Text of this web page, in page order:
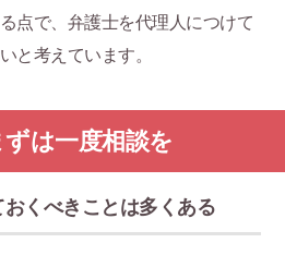
点で、弁護士を代理人につけて
と考えています。
は一度相談を
くべきことは多くある